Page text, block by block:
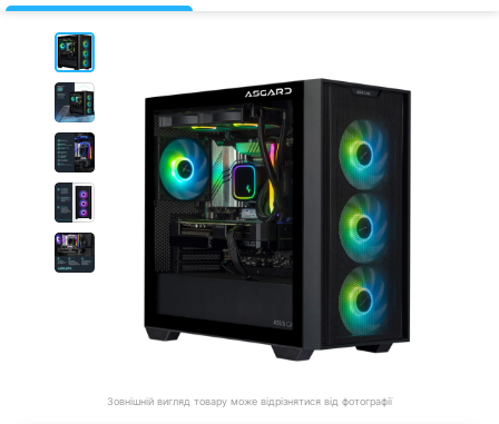
Зовнішній вигляд товару може відрізнятися від фотографії